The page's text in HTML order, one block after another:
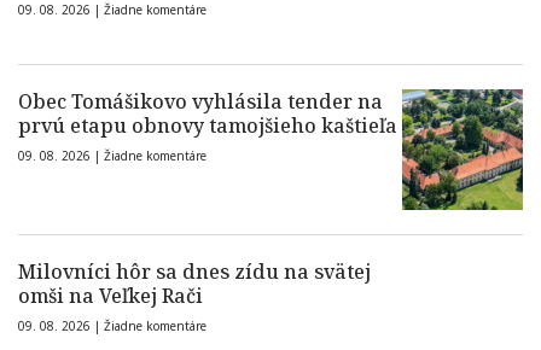
09. 08. 2026 | Žiadne komentáre
Obec Tomášikovo vyhlásila tender na
prvú etapu obnovy tamojšieho kaštieľa
09. 08. 2026 | Žiadne komentáre
Milovníci hôr sa dnes zídu na svätej
omši na Veľkej Rači
09. 08. 2026 | Žiadne komentáre